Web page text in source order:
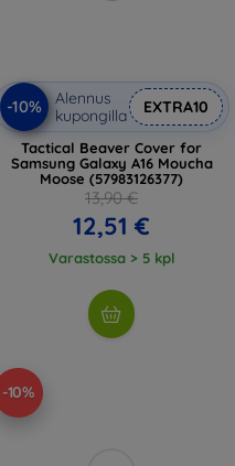
-10%
Alennus
kupongilla
EXTRA10
Tactical Beaver Cover for
Samsung Galaxy A16 Moucha
Moose (57983126377)
13,90 €
12,51 €
Varastossa > 5 kpl
-10%